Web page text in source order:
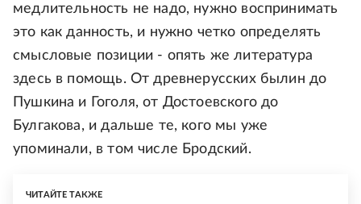
медлительность не надо, нужно воспринимать
это как данность, и нужно четко определять
смысловые позиции - опять же литература
здесь в помощь. От древнерусских былин до
Пушкина и Гоголя, от Достоевского до
Булгакова, и дальше те, кого мы уже
упоминали, в том числе Бродский.
ЧИТАЙТЕ ТАКЖЕ